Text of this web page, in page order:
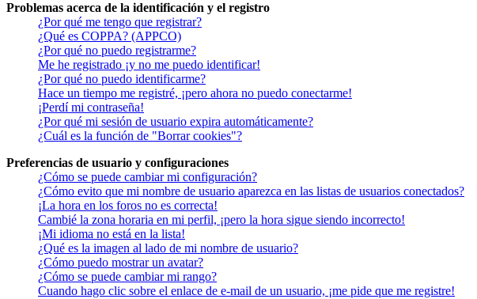
Problemas acerca de la identificación y el registro
¿Por qué me tengo que registrar?
¿Qué es COPPA? (APPCO)
¿Por qué no puedo registrarme?
Me he registrado ¡y no me puedo identificar!
¿Por qué no puedo identificarme?
Hace un tiempo me registré, ¡pero ahora no puedo conectarme!
¡Perdí mi contraseña!
¿Por qué mi sesión de usuario expira automáticamente?
¿Cuál es la función de "Borrar cookies"?
Preferencias de usuario y configuraciones
¿Cómo se puede cambiar mi configuración?
¿Cómo evito que mi nombre de usuario aparezca en las listas de usuarios conectados?
¡La hora en los foros no es correcta!
Cambié la zona horaria en mi perfil, ¡pero la hora sigue siendo incorrecto!
¡Mi idioma no está en la lista!
¿Qué es la imagen al lado de mi nombre de usuario?
¿Cómo puedo mostrar un avatar?
¿Cómo se puede cambiar mi rango?
Cuando hago clic sobre el enlace de e-mail de un usuario, ¡me pide que me registre!